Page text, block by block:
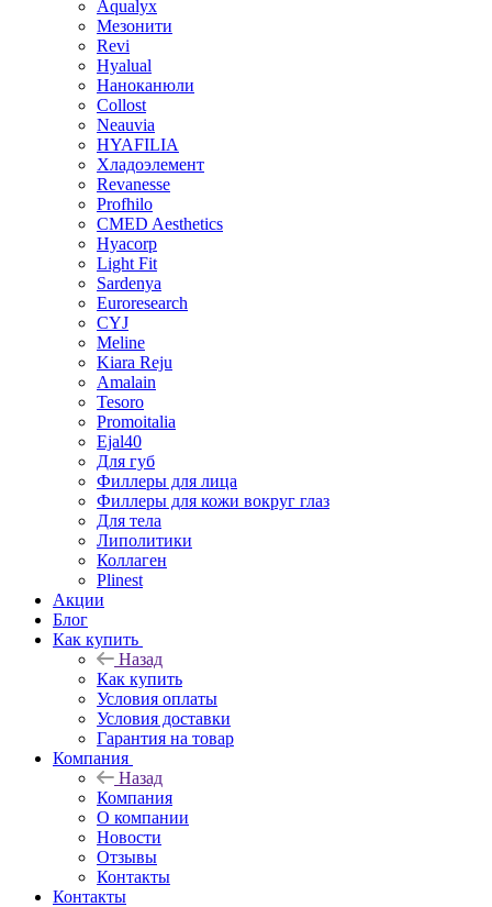
Aqualyx
Мезонити
Revi
Hyalual
Наноканюли
Collost
Neauvia
HYAFILIA
Хладоэлемент
Revanesse
Profhilo
CMED Aesthetics
Hyacorp
Light Fit
Sardenya
Euroresearch
CYJ
Meline
Kiara Reju
Amalain
Tesoro
Promoitalia
Ejal40
Для губ
Филлеры для лица
Филлеры для кожи вокруг глаз
Для тела
Липолитики
Коллаген
Plinest
Акции
Блог
Как купить
Назад
Как купить
Условия оплаты
Условия доставки
Гарантия на товар
Компания
Назад
Компания
О компании
Новости
Отзывы
Контакты
Контакты